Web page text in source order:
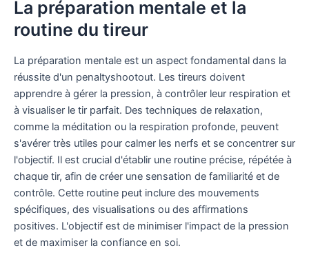
La préparation mentale et la
routine du tireur
La préparation mentale est un aspect fondamental dans la
réussite d'un penaltyshootout. Les tireurs doivent
apprendre à gérer la pression, à contrôler leur respiration et
à visualiser le tir parfait. Des techniques de relaxation,
comme la méditation ou la respiration profonde, peuvent
s'avérer très utiles pour calmer les nerfs et se concentrer sur
l'objectif. Il est crucial d'établir une routine précise, répétée à
chaque tir, afin de créer une sensation de familiarité et de
contrôle. Cette routine peut inclure des mouvements
spécifiques, des visualisations ou des affirmations
positives. L'objectif est de minimiser l'impact de la pression
et de maximiser la confiance en soi.